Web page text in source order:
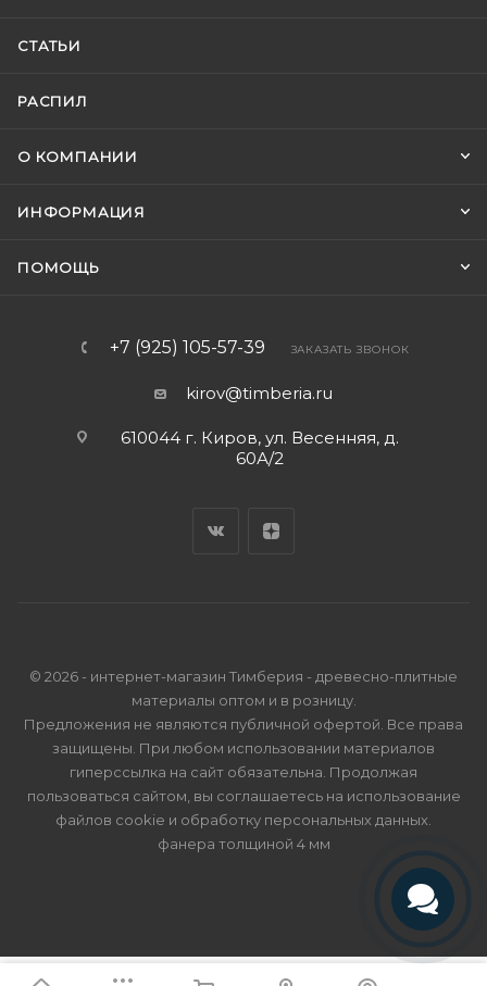
СТАТЬИ
РАСПИЛ
О КОМПАНИИ
ИНФОРМАЦИЯ
ПОМОЩЬ
+7 (925) 105-57-39 ЗАКАЗАТЬ ЗВОНОК
kirov@timberia.ru
610044 г. Киров, ул. Весенняя, д.
60А/2
© 2026 - интернет-магазин Тимберия - древесно-плитные
материалы оптом и в розницу.
Предложения не являются публичной офертой. Все права
защищены. При любом использовании материалов
гиперссылка на сайт обязательна. Продолжая
пользоваться сайтом, вы соглашаетесь на использование
файлов cookie и обработку персональных данных
фанера толщиной 4 мм